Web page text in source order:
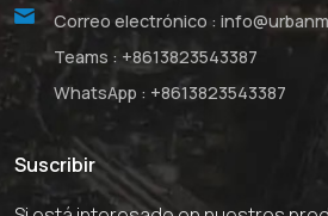
Correo electrónico :
Teams : +8613823543387
WhatsApp : +8613823543387
Suscribir